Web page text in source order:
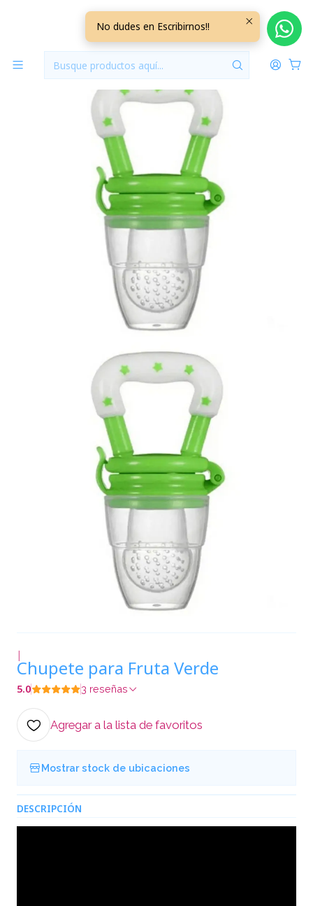
Lactancia y Alimentacion Chupete para Fruta Verde
|
Chupete para Fruta Verde
5.0 3 reseñas
Agregar a la lista de favoritos
Mostrar stock de ubicaciones
DESCRIPCIÓN
No dudes en Escribirnos!!